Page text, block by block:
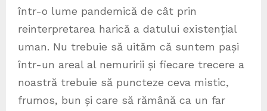
într-o lume pandemică de cât prin
reinterpretarea harică a datului existențial
uman. Nu trebuie să uităm că suntem pași
într-un areal al nemuririi și fiecare trecere a
noastră trebuie să puncteze ceva mistic,
frumos, bun și care să rămână ca un far